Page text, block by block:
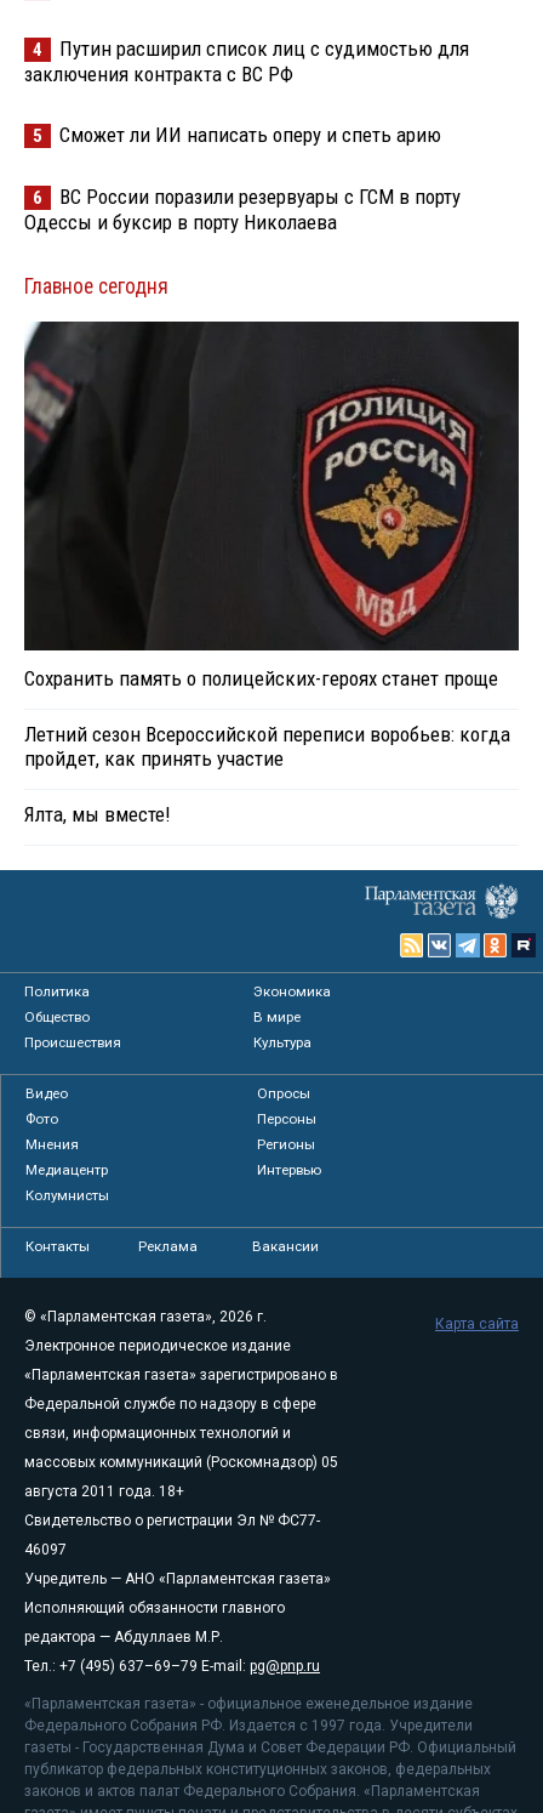
4
Путин расширил список лиц с судимостью для
заключения контракта с ВС РФ
5 Сможет ли ИИ написать оперу и спеть арию
6
ВС России поразили резервуары с ГСМ в порту
Одессы и буксир в порту Николаева
Главное сегодня
Сохранить память о полицейских-героях станет проще
Летний сезон Всероссийской переписи воробьев: когда
пройдет, как принять участие
Ялта, мы вместе!
Политика
Экономика
Общество
В мире
Происшествия
Культура
Видео
Опросы
Фото
Персоны
Мнения
Регионы
Медиацентр
Интервью
Колумнисты
Контакты Реклама Вакансии
© «Парламентская газета», 2026 г.
Электронное периодическое издание
«Парламентская газета» зарегистрировано в
Федеральной службе по надзору в сфере
связи, информационных технологий и
массовых коммуникаций (Роскомнадзор) 05
августа 2011 года. 18+
Свидетельство о регистрации Эл № ФС77-
46097
Учредитель — АНО «Парламентская газета»
Исполняющий обязанности главного
редактора — Абдуллаев М.Р.
Тел.: +7 (495) 637–69–79 E-mail: pg@pnp.ru
«Парламентская газета» - официальное еженедельное издание
Федерального Собрания РФ. Издается с 1997 года. Учредители
газеты - Государственная Дума и Совет Федерации РФ. Официальный
публикатор федеральных конституционных законов, федеральных
законов и актов палат Федерального Собрания. «Парламентская
Карта сайта